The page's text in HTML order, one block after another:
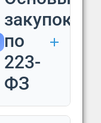
закупок
по
223-
ФЗ